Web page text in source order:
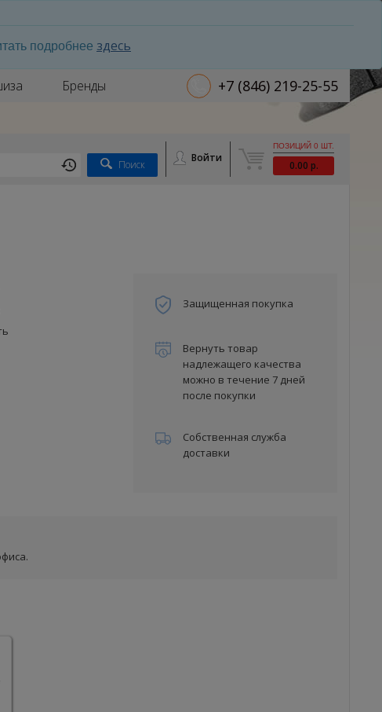
подробнее здесь
Бренды +7 (846) 219-25-55
Поиск
Войти
ПОЗИЦИЙ 0 ШТ.
0.00 р.
Защищенная покупка
Вернуть товар
надлежащего качества
можно в течение 7 дней
после покупки
Собственная служба
доставки